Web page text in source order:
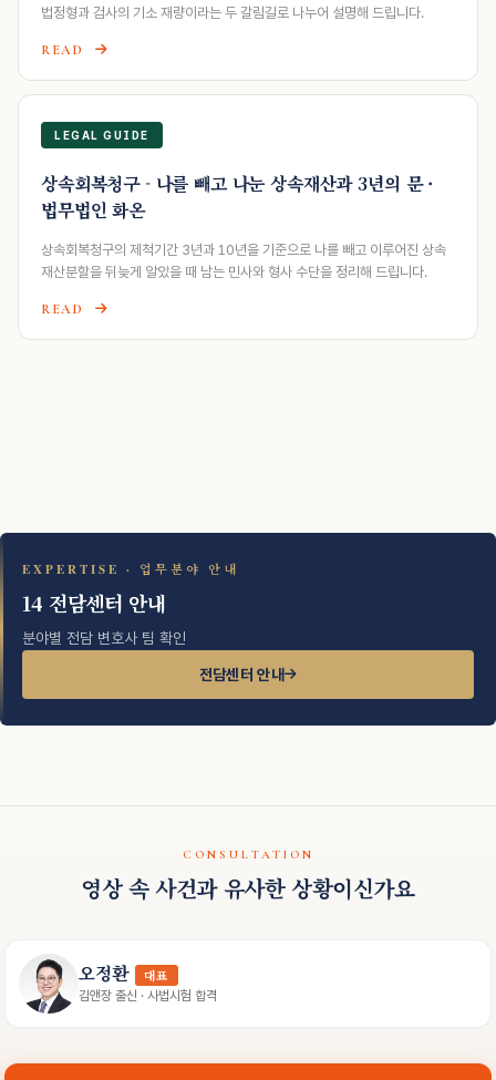
법정형과 검사의 기소 재량이라는 두 갈림길로 나누어 설명해 드립니다.
READ
LEGAL GUIDE
상속회복청구 - 나를 빼고 나눈 상속재산과 3년의 문 ·
법무법인 화온
상속회복청구의 제척기간 3년과 10년을 기준으로 나를 빼고 이루어진 상속
재산분할을 뒤늦게 알았을 때 남는 민사와 형사 수단을 정리해 드립니다.
READ
EXPERTISE · 업무분야 안내
14 전담센터 안내
분야별 전담 변호사 팀 확인
전담센터 안내
CONSULTATION
영상 속 사건과 유사한 상황이신가요
오정환 대표
김앤장 출신 · 사법시험 합격